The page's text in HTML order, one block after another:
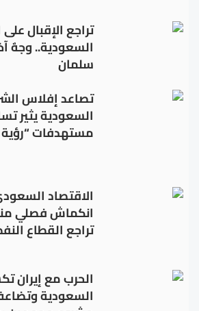
تراجع الإقبال
السعودية.. وجهٌ
سلمان
تصاعد إفلاس
السعودية يثير
مستهدفات “رؤية
الاقتصاد
انكماش فصلي
تراجع القطاع
الحرب مع إيران
السعودية